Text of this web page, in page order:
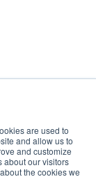
are used to
and allow us to
and customize
about our visitors
the cookies we